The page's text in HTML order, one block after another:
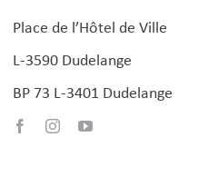
Place de l’Hôtel de Ville
L-3590 Dudelange
BP 73 L-3401 Dudelange